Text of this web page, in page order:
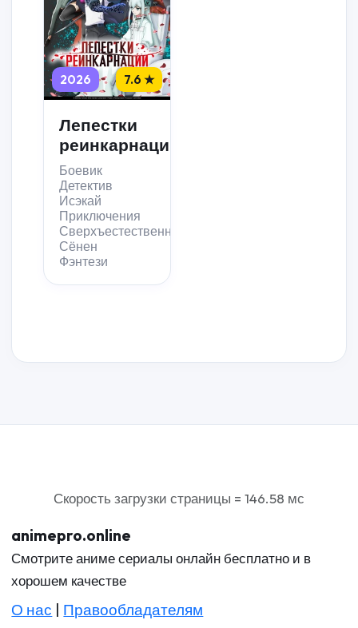
2026 7.6 ★
Лепестки
реинкарнации
Боевик
Детектив
Исэкай
Приключения
Сверхъестественное
Сёнен
Фэнтези
Скорость загрузки страницы = 146.58 мс
animepro.online
Смотрите аниме сериалы онлайн бесплатно и в
хорошем качестве
О нас Правообладателям